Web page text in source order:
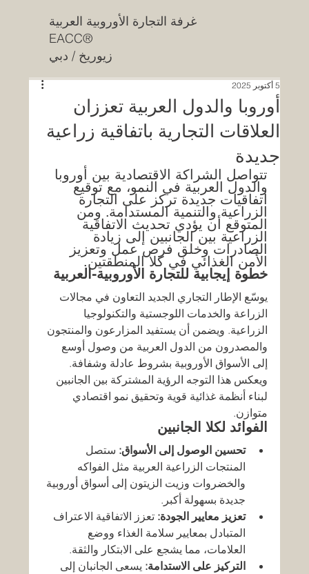
غرفة التجارة الأوروبية العربية
EACC®
زيوريخ / دبي
أوروبا والدول العربية تعززان
العلاقات التجارية باتفاقية زراعية
جديدة
5 أكتوبر 2025
تتواصل الشراكة الاقتصادية بين أوروبا
والدول العربية في النمو، مع توقيع
اتفاقيات جديدة تركز على التجارة
الزراعية والتنمية المستدامة. ومن
المتوقع أن يؤدي تحديث الاتفاقية
الزراعية بين الجانبين إلى زيادة
الصادرات وخلق فرص عمل وتعزيز
الأمن الغذائي في كلا المنطقتين.
خطوة إيجابية للتجارة الأوروبية-العربية
يوسّع الإطار التجاري الجديد التعاون في مجالات
الزراعة والخدمات اللوجستية والتكنولوجيا
الزراعية. ويضمن أن يستفيد المزارعون والمنتجون
والمصدرون من الدول العربية من وصول أوسع
إلى الأسواق الأوروبية بشروط عادلة وشفافة.
ويعكس هذا التوجه الرؤية المشتركة بين الجانبين
لبناء أنظمة غذائية قوية وتحقيق نمو اقتصادي
متوازن.
الفوائد لكلا الجانبين
تحسين الوصول إلى الأسواق: ستصل
المنتجات الزراعية العربية مثل الفواكه
والخضروات وزيت الزيتون إلى أسواق أوروبية
جديدة بسهولة أكبر.
تعزيز معايير الجودة: تعزز الاتفاقية الاعتراف
المتبادل بمعايير سلامة الغذاء ووضع
العلامات، مما يشجع على الابتكار والثقة.
التركيز على الاستدامة: يسعى الجانبان إلى